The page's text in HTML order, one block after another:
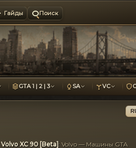
Гайды Поиск
GTA 1 | 2 | 3 SA VC
Volvo XC 90 [Beta] : Volvo — Машины GTA